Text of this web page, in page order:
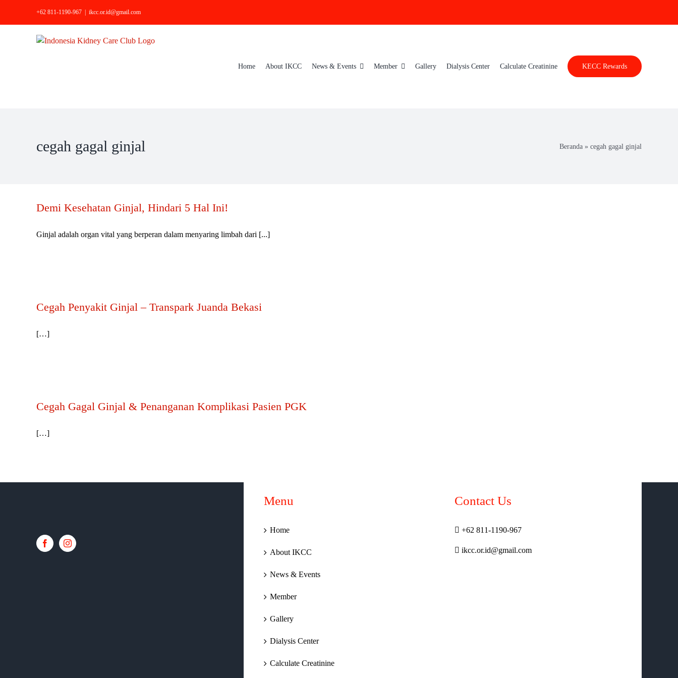
+62 811-1190-967 ikcc.or.id@gmail.com
Home About IKCC News & Events Member Gallery Dialysis Center Calculate Creatinine KECC Rewards
cegah gagal ginjal Beranda » cegah gagal ginjal
Demi Kesehatan Ginjal, Hindari 5 Hal Ini!
Ginjal adalah organ vital yang berperan dalam menyaring limbah dari [...]
Cegah Penyakit Ginjal⁠ – Transpark Juanda Bekasi
[…]
Cegah Gagal Ginjal & Penanganan Komplikasi Pasien PGK
[…]
Menu
Home
About IKCC
News & Events
Member
Gallery
Dialysis Center
Calculate Creatinine
Contact Us
+62 811-1190-967
ikcc.or.id@gmail.com